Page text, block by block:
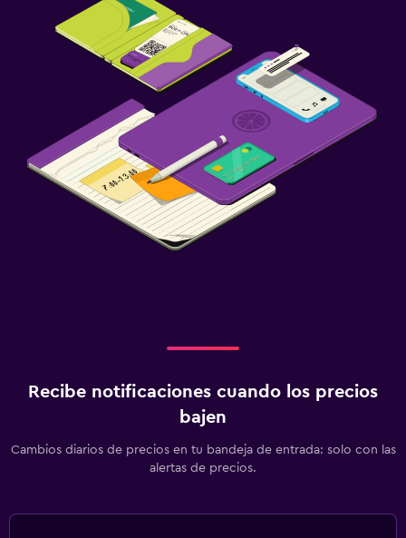
Recibe notificaciones cuando los precios
bajen
Cambios diarios de precios en tu bandeja de entrada: solo con las
alertas de precios.